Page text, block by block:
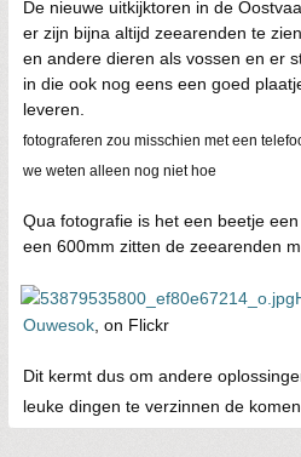
De nieuwe uitkijktoren in de
er zijn bijna altijd zeearenden te
en andere dieren als vossen en er
in die ook nog eens een goed
leveren.
fotograferen zou misschien met een
we weten alleen nog niet hoe
Qua fotografie is het een beetje
een 600mm zitten de zeearenden
Ouwesok , on Flickr
Dit kermt dus om andere
leuke dingen te verzinnen de